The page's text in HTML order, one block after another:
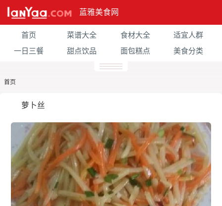
蓝雅美食网
首页 菜谱大全 食材大全
适宜人群
一日三餐
甜点饮品 面包糕点 美食分类
首页
萝卜丝